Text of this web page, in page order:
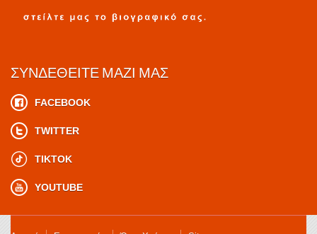
ΣΥΝΔΕΘΕΊΤΕ ΜΑΖΊ ΜΑΣ
FACEBOOK
TWITTER
TIKTOK
YOUTUBE